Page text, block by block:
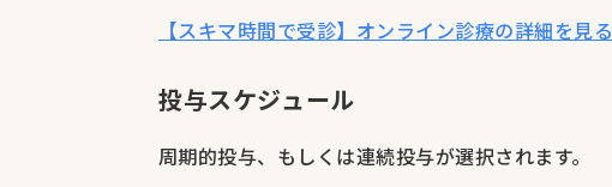
【スキマ時間で受診】オンライン診療の詳細を見る
投与スケジュール
周期的投与、もしくは連続投与が選択されます。